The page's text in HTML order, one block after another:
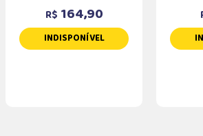
R$ 164,90
INDISPONÍVEL